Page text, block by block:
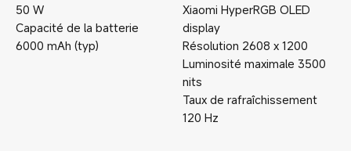
50 W
Capacité de la batterie
6000 mAh (typ)
Xiaomi HyperRGB OLED
display
Résolution 2608 x 1200
Luminosité maximale 3500
nits
Taux de rafraîchissement
120 Hz